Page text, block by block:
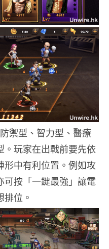
禦型、智力型、醫療
。玩家在出戰前要先依
形中有利位置。例如攻
可按「一鍵最強」讓電
排位。